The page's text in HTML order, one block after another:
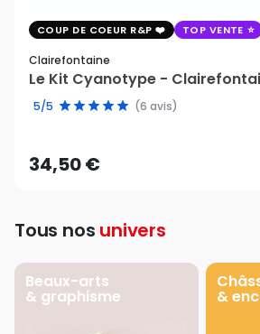
COUP DE COEUR R&P TOP VENTE
Clairefontaine
Le Kit Cyanotype -
5/5 (6 avis)
34,50 €
Tous nos univers
Beaux-arts
& graphisme &